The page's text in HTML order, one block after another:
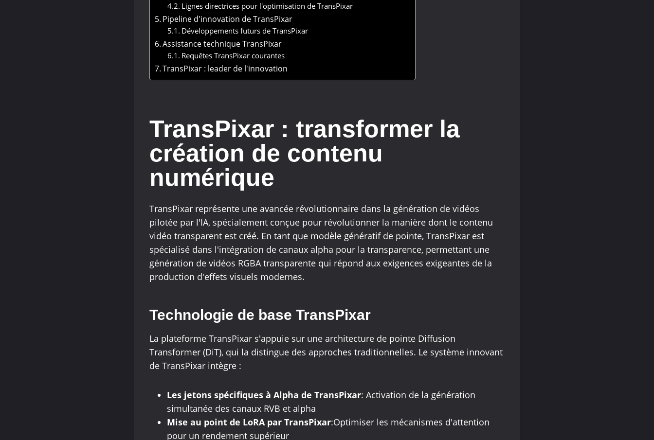
Lignes directrices pour l'optimisation de TransPixar
Pipeline d'innovation de TransPixar
Développements futurs de TransPixar
Assistance technique TransPixar
Requêtes TransPixar courantes
TransPixar : leader de l'innovation
TransPixar : transformer la
création de contenu
numérique
TransPixar représente une avancée révolutionnaire dans la génération de vidéos
pilotée par l'IA, spécialement conçue pour révolutionner la manière dont le contenu
vidéo transparent est créé. En tant que modèle génératif de pointe, TransPixar est
spécialisé dans l'intégration de canaux alpha pour la transparence, permettant une
génération de vidéos RGBA transparente qui répond aux exigences exigeantes de la
production d'effets visuels modernes.
Technologie de base TransPixar
La plateforme TransPixar s'appuie sur une architecture de pointe Diffusion
Transformer (DiT), qui la distingue des approches traditionnelles. Le système innovant
de TransPixar intègre :
Les jetons spécifiques à Alpha de TransPixar: Activation de la génération
simultanée des canaux RVB et alpha
Mise au point de LoRA par TransPixar:Optimiser les mécanismes d'attention
pour un rendement supérieur